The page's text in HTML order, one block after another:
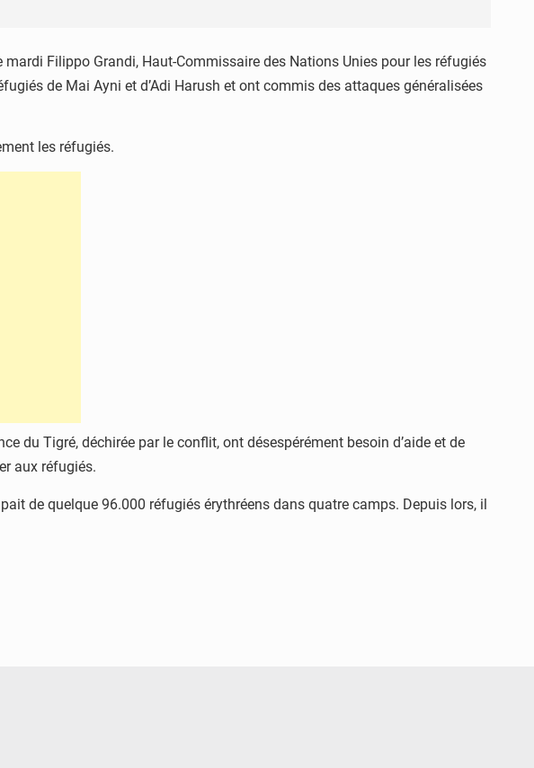
Filippo Grandi, Haut-Commissaire des Nations Unies pour les réfugiés
de Mai Ayni et d’Adi Harush et ont commis des attaques généralisées
les réfugiés.
du Tigré, déchirée par le conflit, ont désespérément besoin d’aide et de
aux réfugiés.
de quelque 96.000 réfugiés érythréens dans quatre camps. Depuis lors, il